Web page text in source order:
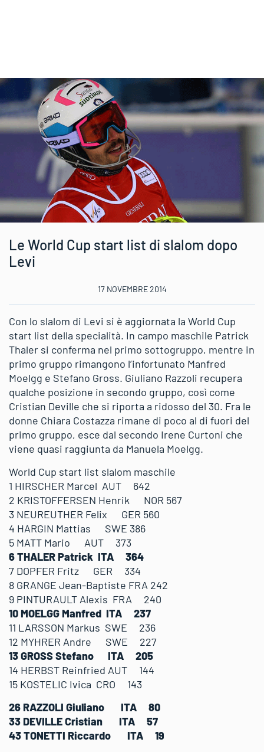
Le World Cup start list di slalom dopo
Levi
17 NOVEMBRE 2014
Con lo slalom di Levi si è aggiornata la World Cup
start list della specialità. In campo maschile Patrick
Thaler si conferma nel primo sottogruppo, mentre in
primo gruppo rimangono l’infortunato Manfred
Moelgg e Stefano Gross. Giuliano Razzoli recupera
qualche posizione in secondo gruppo, così come
Cristian Deville che si riporta a ridosso del 30. Fra le
donne Chiara Costazza rimane di poco al di fuori del
primo gruppo, esce dal secondo Irene Curtoni che
viene quasi raggiunta da Manuela Moelgg.
World Cup start list slalom maschile
1 HIRSCHER Marcel AUT 642
2 KRISTOFFERSEN Henrik NOR 567
3 NEUREUTHER Felix GER 560
4 HARGIN Mattias SWE 386
5 MATT Mario AUT 373
6 THALER Patrick ITA 364
7 DOPFER Fritz GER 334
8 GRANGE Jean-Baptiste FRA 242
9 PINTURAULT Alexis FRA 240
10 MOELGG Manfred ITA 237
11 LARSSON Markus SWE 236
12 MYHRER Andre SWE 227
13 GROSS Stefano ITA 205
14 HERBST Reinfried AUT 144
15 KOSTELIC Ivica CRO 143
26 RAZZOLI Giuliano ITA 80
33 DEVILLE Cristian ITA 57
43 TONETTI Riccardo ITA 19